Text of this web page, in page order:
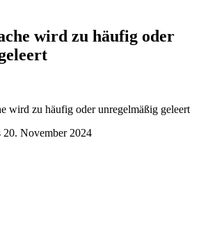
wird zu häufig oder
wird zu häufig oder unregelmäßig geleert
20. November 2024